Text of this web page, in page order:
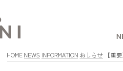
HOME NEWS INFORMATION おしらせ 【重